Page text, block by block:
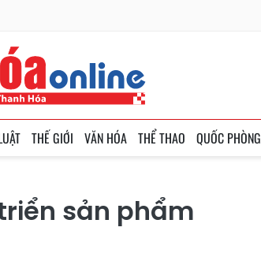
THẾ GIỚI VĂN HÓA THỂ THAO QUỐC PHÒNG
sản phẩm